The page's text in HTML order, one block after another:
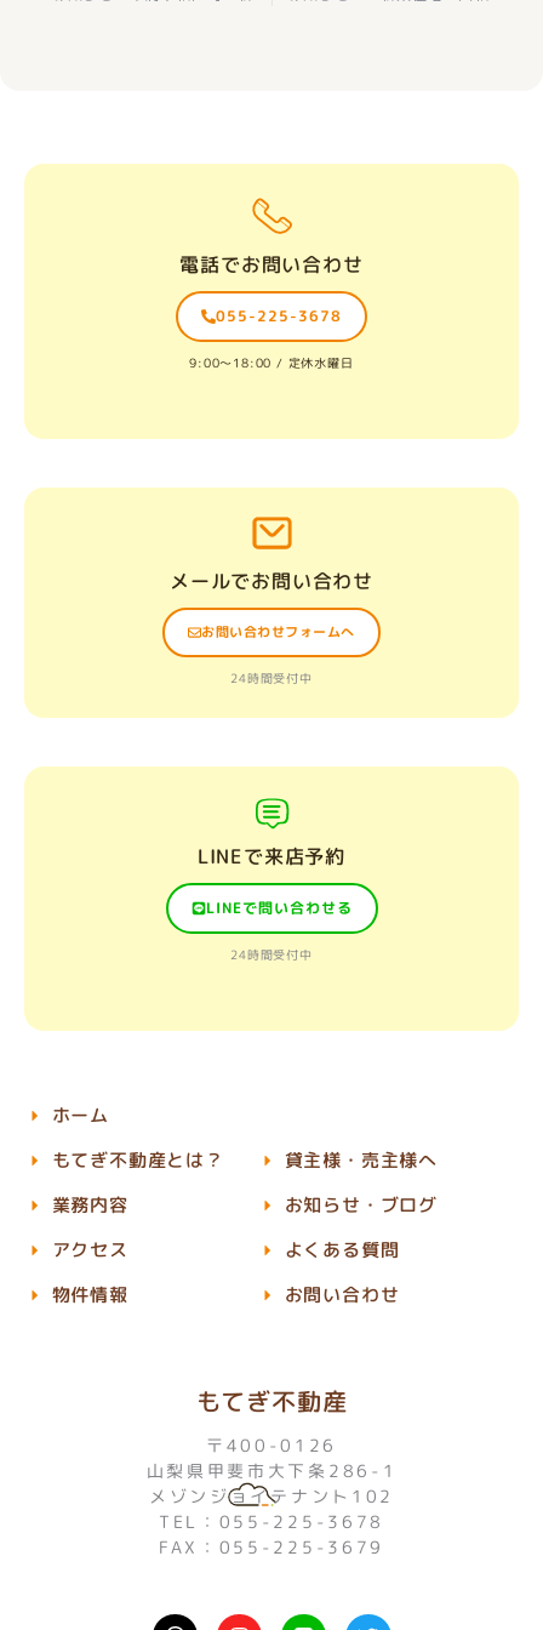
電話でお問い合わせ
055-225-3678
9:00〜18:00 / 定休水曜日
メールでお問い合わせ
お問い合わせフォームへ
24時間受付中
LINEで来店予約
LINEで問い合わせる
24時間受付中
もてぎ不動産
〒400-0126
山梨県甲斐市大下条286-1
メゾンジョイテナント102
TEL：055-225-3678
FAX：055-225-3679
I L T
ホーム
もてぎ不動産とは？
業務内容
アクセス
物件情報
貸主様・売主様へ
お知らせ・ブログ
よくある質問
お問い合わせ